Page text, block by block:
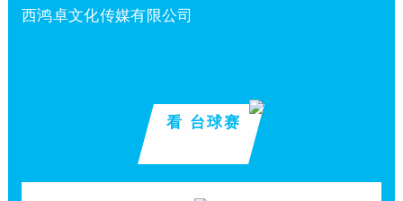
西鸿卓文化传媒有限公司
看 台球赛